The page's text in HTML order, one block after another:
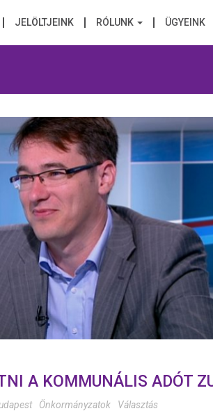
JELÖLTJEINK RÓLUNK ÜGYEINK
A KOMMUNÁLIS ADÓT
Önkormányzatok Választás